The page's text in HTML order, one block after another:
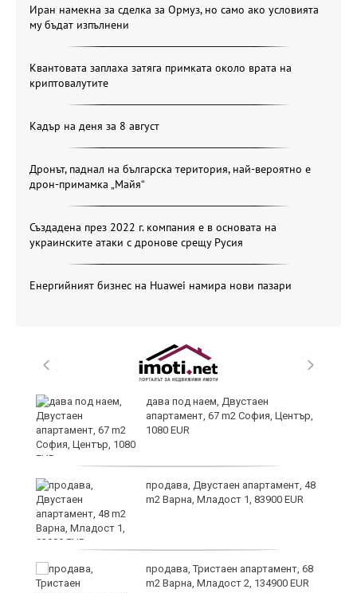
Иран намекна за сделка за Ормуз, но само ако условията
му бъдат изпълнени
Квантовата заплаха затяга примката около врата на
криптовалутите
Кадър на деня за 8 август
Дронът, паднал на българска територия, най-вероятно е
дрон-примамка „Майя“
Създадена през 2022 г. компания е в основата на
украинските атаки с дронове срещу Русия
Енергийният бизнес на Huawei намира нови пазари
дава под наем, Двустаен
апартамент, 67 m2 София, Център,
1080 EUR
продава, Двустаен апартамент, 48
m2 Варна, Младост 1, 83900 EUR
продава, Тристаен апартамент, 68
m2 Варна, Младост 2, 134900 EUR